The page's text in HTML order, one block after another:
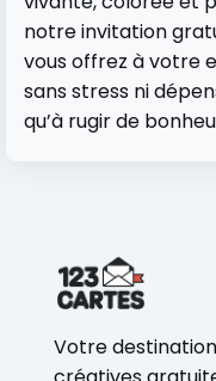
notre invitation
vous offrez à votre
sans stress ni
qu’à rugir de
Votre